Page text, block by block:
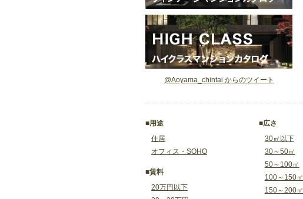
@Aoyama_chintai からのツイート
■用途
住居
オフィス・SOHO
■賃料
20万円以下
■広さ
30㎡以下
30～50㎡
50～100㎡
100～150㎡
150～200㎡